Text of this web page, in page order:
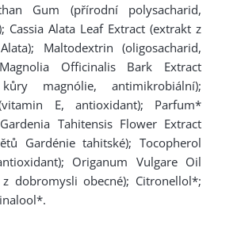
Gum (přírodní polysacharid,
Cassia Alata Leaf Extract (extrakt z
Maltodextrin (oligosacharid,
Officinalis Bark Extract
magnólie, antimikrobiální);
E, antioxidant); Parfum*
Tahitensis Flower Extract
Gardénie tahitské); Tocopherol
Origanum Vulgare Oil
dobromysli obecné); Citronellol*;